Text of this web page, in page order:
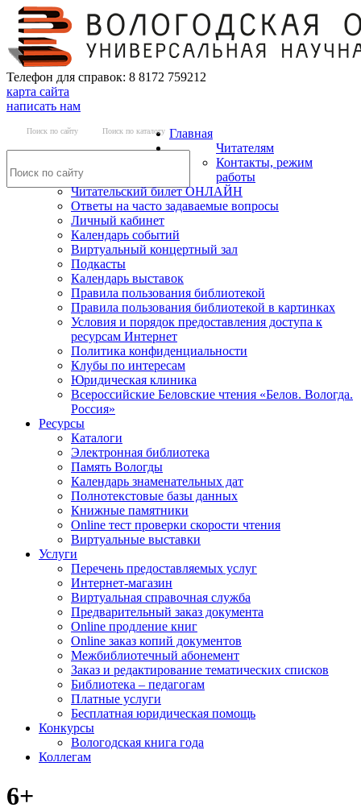
Телефон для справок: 8 8172 759212
карта сайта
написать нам
Поиск по сайту Поиск по каталогу Главная
Читателям
Контакты, режим
работы
Читательский билет ОНЛАЙН
Ответы на часто задаваемые вопросы
Личный кабинет
Календарь событий
Виртуальный концертный зал
Подкасты
Календарь выставок
Правила пользования библиотекой
Правила пользования библиотекой в картинках
Условия и порядок предоставления доступа к
ресурсам Интернет
Политика конфиденциальности
Клубы по интересам
Юридическая клиника
Всероссийские Беловские чтения «Белов. Вологда.
Россия»
Ресурсы
Каталоги
Электронная библиотека
Память Вологды
Календарь знаменательных дат
Полнотекстовые базы данных
Книжные памятники
Online тест проверки скорости чтения
Виртуальные выставки
Услуги
Перечень предоставляемых услуг
Интернет-магазин
Виртуальная справочная служба
Предварительный заказ документа
Online продление книг
Online заказ копий документов
Межбиблиотечный абонемент
Заказ и редактирование тематических списков
Библиотека – педагогам
Платные услуги
Бесплатная юридическая помощь
Конкурсы
Вологодская книга года
Коллегам
6+